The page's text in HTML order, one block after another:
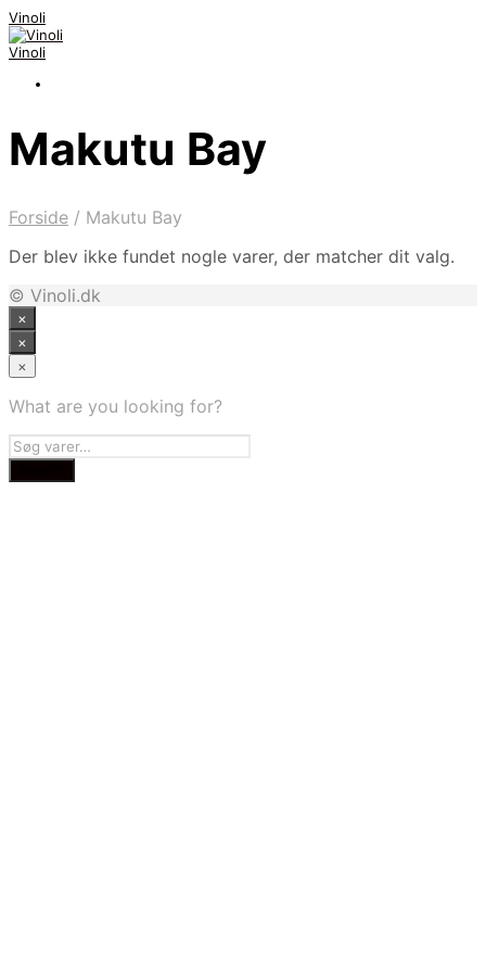
Vinoli
Vinoli
Makutu Bay
Forside / Makutu Bay
Der blev ikke fundet nogle varer, der matcher dit valg.
© Vinoli.dk
×
×
×
What are you looking for?